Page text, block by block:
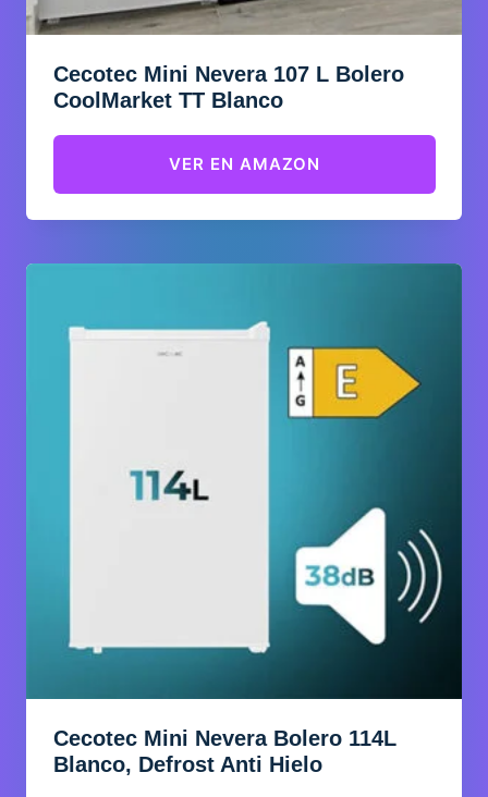
Cecotec Mini Nevera 107 L Bolero
CoolMarket TT Blanco
VER EN AMAZON
Cecotec Mini Nevera Bolero 114L
Blanco, Defrost Anti Hielo